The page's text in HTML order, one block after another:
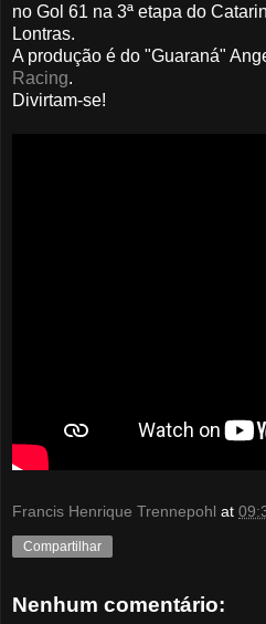
no Gol 61 na 3ª etapa do
Lontras.
A produção é do "Guaraná"
Racing.
Divirtam-se!
Francis Henrique Trennepohl at
Compartilhar
Nenhum comentário: